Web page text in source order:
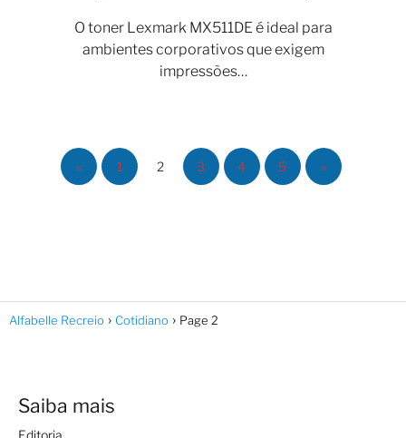
O toner Lexmark MX511DE é ideal para
ambientes corporativos que exigem
impressões…
« 1 2 3 4 5 »
Alfabelle Recreio Cotidiano Page 2
Saiba mais